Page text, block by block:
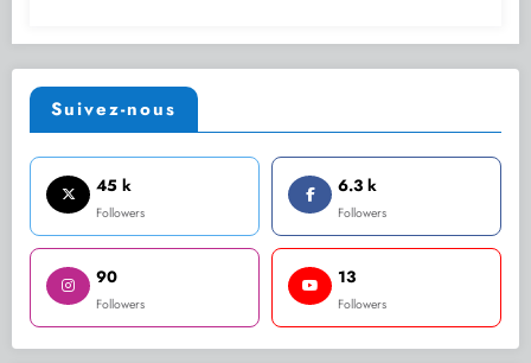
Suivez-nous
45 k
Followers
6.3 k
Followers
90
Followers
13
Followers